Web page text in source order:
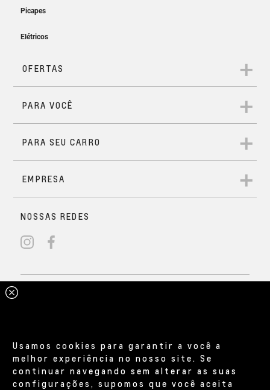
Usamos cookies para garantir a você a
melhor experiência no nosso site. Se
continuar navegando sem alterar as suas
configurações, supomos que você aceita